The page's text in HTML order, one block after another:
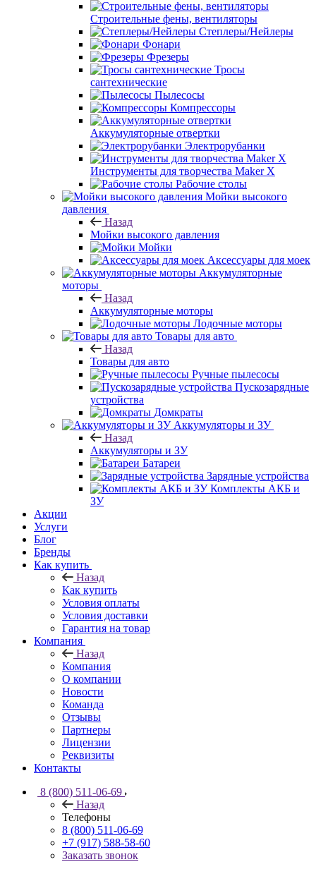
Строительные фены, вентиляторы
Степлеры/Нейлеры
Фонари
Фрезеры
Тросы
сантехнические
Пылесосы
Компрессоры
Аккумуляторные отвертки
Электрорубанки
Инструменты для творчества Maker X
Рабочие столы
Мойки высокого
давления
Назад
Мойки высокого давления
Мойки
Аксессуары для моек
Аккумуляторные
моторы
Назад
Аккумуляторные моторы
Лодочные моторы
Товары для авто
Назад
Товары для авто
Ручные пылесосы
Пускозарядные
устройства
Домкраты
Аккумуляторы и ЗУ
Назад
Аккумуляторы и ЗУ
Батареи
Зарядные устройства
Комплекты АКБ и
ЗУ
Акции
Услуги
Блог
Бренды
Как купить
Назад
Как купить
Условия оплаты
Условия доставки
Гарантия на товар
Компания
Назад
Компания
О компании
Новости
Команда
Отзывы
Партнеры
Лицензии
Реквизиты
Контакты
8 (800) 511-06-69
Назад
Телефоны
8 (800) 511-06-69
+7 (917) 588-58-60
Заказать звонок